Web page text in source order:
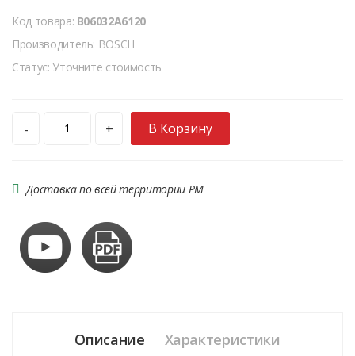
Код товара: B06032A6120
Производитель: BOSCH
Статус: Уточните стоимость
- + В Корзину
Доставка по всей территории РМ
Описание Характеристики